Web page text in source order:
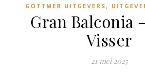
GOTTMER UITGEVERS,
Gran Balconia
Visser
21 mei 2025